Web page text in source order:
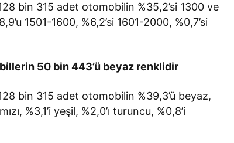
bin 315 adet otomobilin %35,2’si 1300 ve
1501-1600, %6,2’si 1601-2000, %0,7’si
50 bin 443’ü beyaz renklidir
bin 315 adet otomobilin %39,3’ü beyaz,
%3,1’i yeşil, %2,0’ı turuncu, %0,8’i